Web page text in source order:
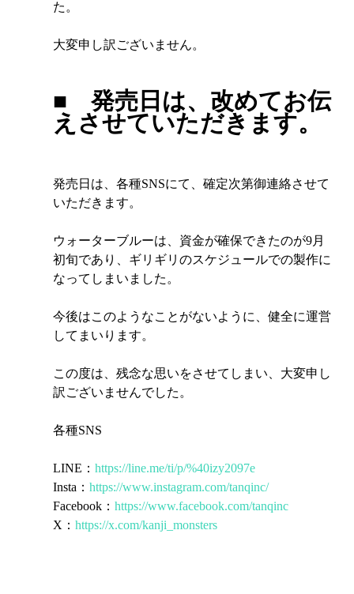
た。
大変申し訳ございません。
■　発売日は、改めてお伝
えさせていただきます。
発売日は、各種SNSにて、確定次第御連絡させて
いただきます。
ウォーターブルーは、資金が確保できたのが9月
初旬であり、ギリギリのスケジュールでの製作に
なってしまいました。
今後はこのようなことがないように、健全に運営
してまいります。
この度は、残念な思いをさせてしまい、大変申し
訳ございませんでした。
各種SNS
LINE： https://line.me/ti/p/%40izy2097e
Insta： https://www.instagram.com/tanqinc/
Facebook： https://www.facebook.com/tanqinc
X： https://x.com/kanji_monsters